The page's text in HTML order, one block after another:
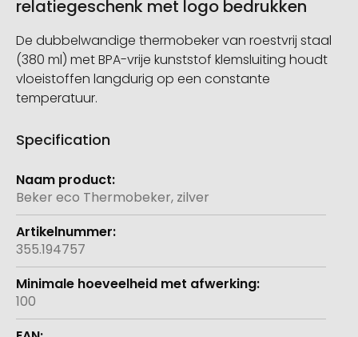
relatiegeschenk met logo bedrukken
De dubbelwandige thermobeker van roestvrij staal
(380 ml) met BPA-vrije kunststof klemsluiting houdt
vloeistoffen langdurig op een constante
temperatuur.
Specification
Meer
informatie
Beker eco Thermobeker, zilver
355.194757
100